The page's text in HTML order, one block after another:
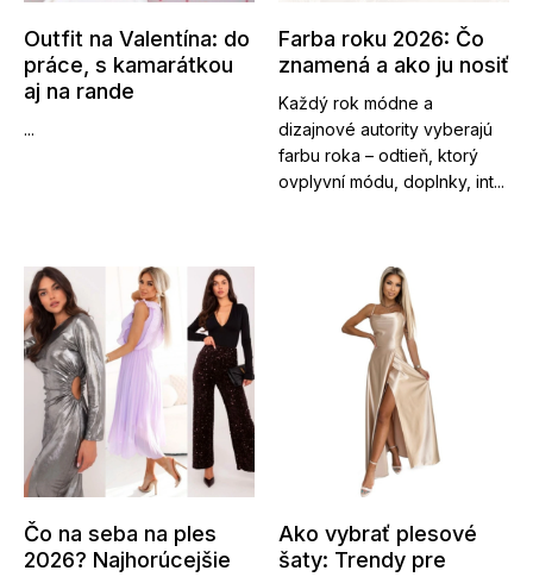
Outfit na Valentína: do
práce, s kamarátkou
aj na rande
...
Farba roku 2026: Čo
znamená a ako ju nosiť
Každý rok módne a
dizajnové autority vyberajú
farbu roka – odtieň, ktorý
ovplyvní módu, doplnky, int...
Čo na seba na ples
2026? Najhorúcejšie
Ako vybrať plesové
šaty: Trendy pre